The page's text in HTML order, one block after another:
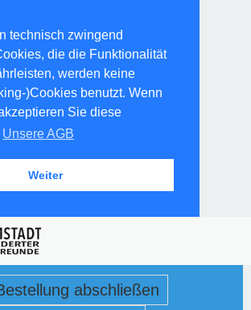
technisch zwingend
die die Funktionalität
werden keine
)Cookies benutzt. Wenn
Sie diese
Unsere AGB
Weiter
abschließen